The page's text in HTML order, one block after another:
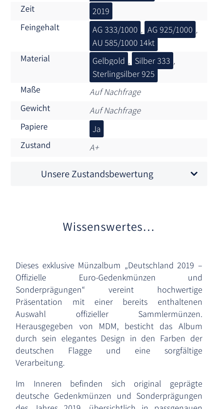
Zeit
2019
Feingehalt
AG 333/1000 , AG 925/1000 ,
AU 585/1000 14kt
Material
Gelbgold , Silber 333 ,
Sterlingsilber 925
Maße
Auf Nachfrage
Gewicht
Auf Nachfrage
Papiere
Ja
Zustand
A+
Unsere Zustandsbewertung
Wissenswertes…
Dieses exklusive Münzalbum „Deutschland 2019 –
Offizielle Euro-Gedenkmünzen und
Sonderprägungen“ vereint hochwertige
Präsentation mit einer bereits enthaltenen
Auswahl offizieller Sammlermünzen.
Herausgegeben von MDM, besticht das Album
durch sein elegantes Design in den Farben der
deutschen Flagge und eine sorgfältige
Verarbeitung.
Im Inneren befinden sich original geprägte
deutsche Gedenkmünzen und Sonderprägungen